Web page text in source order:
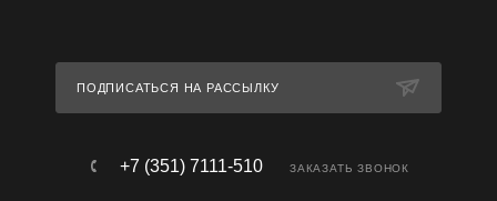
ПОДПИСАТЬСЯ НА РАССЫЛКУ
+7 (351) 7111-510 ЗАКАЗАТЬ ЗВОНОК